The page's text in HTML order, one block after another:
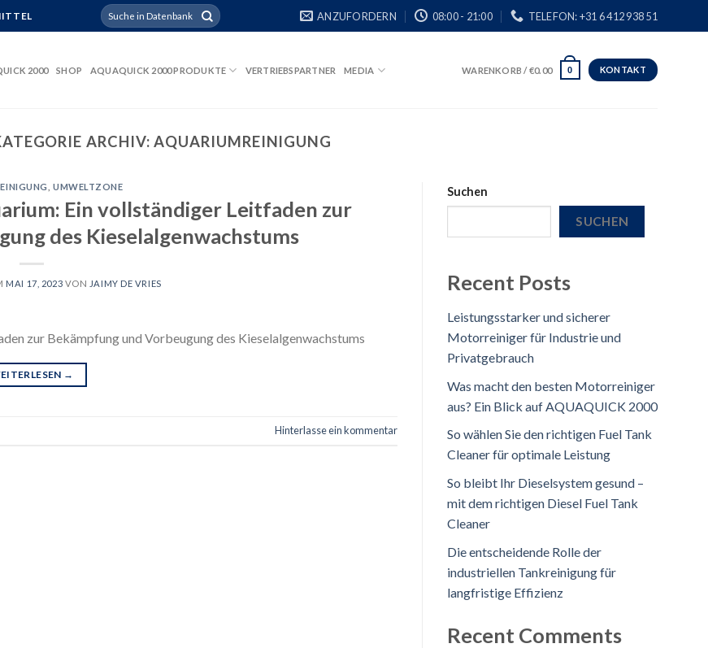
Suchen
nach:
ANZUFORDERN 08:00 - 21:00 TELEFON: +31 6 412 938 51
2000 SHOP AQUAQUICK 2000 PRODUKTE VERTRIEBSPARTNER MEDIA WARENKORB /€0.00 0 KONTAKT
ARCHIV:AQUARIUMREINIGUNG
,UMWELTZONE
Ein vollständiger Leitfaden zur
des Kieselalgenwachstums
MAI 17, 2023 VON JAIMY DE VRIES
zur Bekämpfung und Vorbeugung des Kieselalgenwachstums
→
Hinterlasse ein kommentar
Suchen
SUCHEN
Recent Posts
Leistungsstarker und sicherer
Motorreiniger für Industrie und
Privatgebrauch
Was macht den besten Motorreiniger
aus? Ein Blick auf AQUAQUICK 2000
So wählen Sie den richtigen Fuel Tank
Cleaner für optimale Leistung
So bleibt Ihr Dieselsystem gesund –
mit dem richtigen Diesel Fuel Tank
Cleaner
Die entscheidende Rolle der
industriellen Tankreinigung für
langfristige Effizienz
Recent Comments